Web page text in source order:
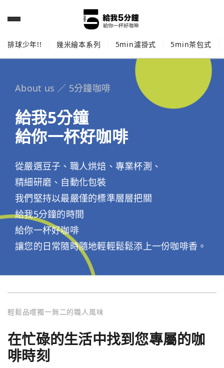
排球少年!! 幾米繪本系列 5min濾掛式 5min茶包式
About us ／ 5分鐘咖啡
給我5分鐘
給你一杯好咖啡
從嚴選豆子、職人烘焙、專業杯測、
精細研磨、自動化包裝
我們堅持以最嚴僅的標準層層把關
給我5分鐘的時間
給你一杯好咖啡
讓您的日常隨時隨地輕輕鬆鬆添上一份咖啡香。
輕鬆品嚐獨一無二的職人風味
在忙碌的生活中找到您專屬的咖
啡時刻